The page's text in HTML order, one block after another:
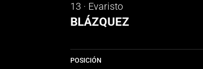
13 · Evaristo
BLÁZQUEZ
POSICIÓN